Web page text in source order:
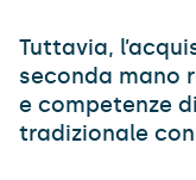
Tuttavia,
seconda mano
e competenze
tradizionale